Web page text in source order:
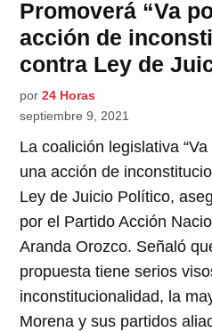
Promoverá “Va
acción de
contra Ley de
por 24 Horas
septiembre 9, 2021
La coalición legislativa
una acción de
Ley de Juicio Político,
por el Partido Acción
Aranda Orozco. Señaló
propuesta tiene serios
inconstitucionalidad, la
Morena y sus partidos